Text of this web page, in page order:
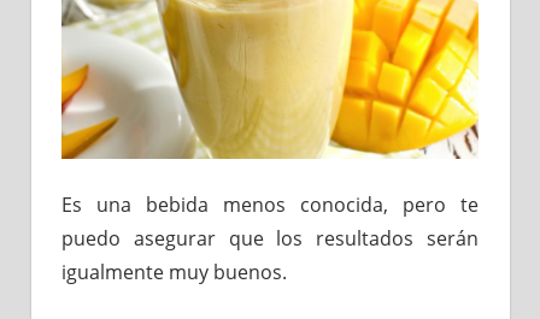
Es una bebida menos conocida, pero te
puedo asegurar que los resultados serán
igualmente muy buenos.